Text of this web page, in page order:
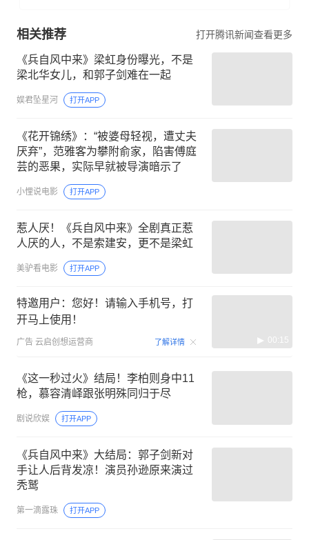
相关推荐 打开腾讯新闻查看更多
《兵自风中来》梁虹身份曝光，不是
梁北华女儿，和郭子剑难在一起
娱君坠星河 打开APP
《花开锦绣》：“被婆母轻视，遭丈夫
厌弃”，范雅客为攀附俞家，陷害傅庭
芸的恶果，实际早就被导演暗示了
小悝说电影 打开APP
惹人厌！《兵自风中来》全剧真正惹
人厌的人，不是索建安，更不是梁虹
美驴看电影 打开APP
特邀用户：您好！请输入手机号，打
开马上使用！
广告 云启创想运营商 了解详情 00:15
《这一秒过火》结局！李柏则身中11
枪，慕容清峄跟张明殊同归于尽
剧说欣娱 打开APP
《兵自风中来》大结局：郭子剑新对
手让人后背发凉！演员孙逊原来演过
秃鹫
第一滴露珠 打开APP